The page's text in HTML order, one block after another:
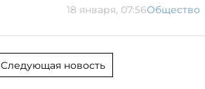
18 января, 07:56Общество
Следующая новость